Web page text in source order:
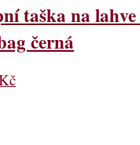
taška na lahve
černá